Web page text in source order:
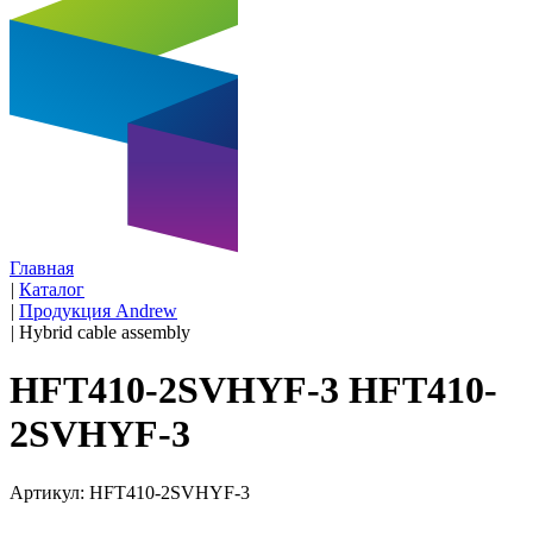
Главная
| Каталог
| Продукция Andrew
| Hybrid cable assembly
HFT410-2SVHYF-3 HFT410-
2SVHYF-3
Артикул: HFT410-2SVHYF-3